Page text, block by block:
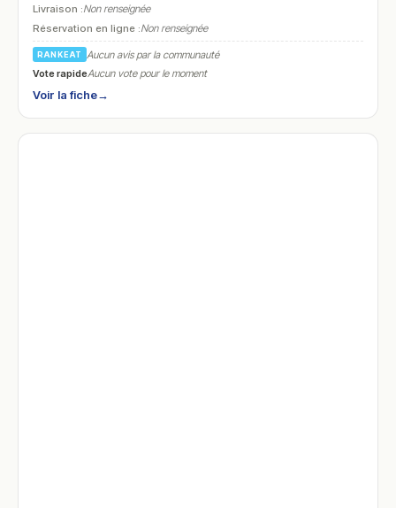
Livraison :Non renseignée
Réservation en ligne :Non renseignée
RANKEAT
Aucun avis par la communauté
Vote rapideAucun vote pour le moment
Voir la fiche→